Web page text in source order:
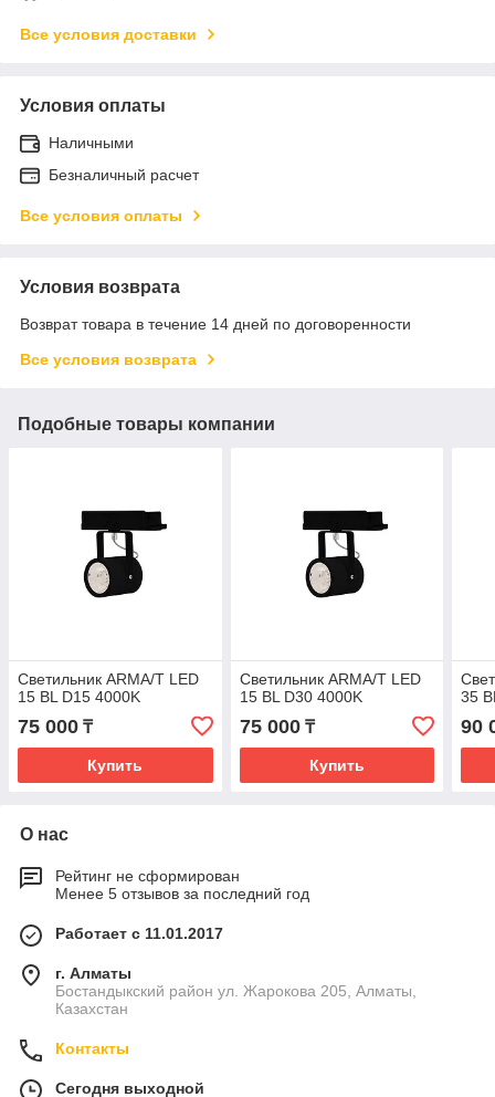
Все условия доставки
Условия оплаты
Наличными
Безналичный расчет
Все условия оплаты
Условия возврата
Возврат товара в течение 14 дней по договоренности
Все условия возврата
Подобные товары компании
Светильник ARMA/T LED
15 BL D15 4000K
75 000 ₸
Купить
Светильник ARMA/T LED
15 BL D30 4000K
75 000₸
Купить
35
90
О нас
Рейтинг не сформирован
Менее 5 отзывов за последний год
Работает с 11.01.2017
г. Алматы
Бостандыкский район ул. Жарокова 205, Алматы,
Казахстан
Контакты
Сегодня выходной